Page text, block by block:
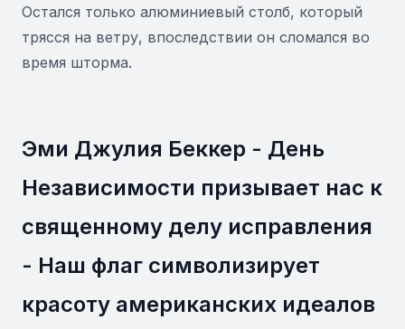
Остался только алюминиевый столб, который
трясся на ветру, впоследствии он сломался во
время шторма.
Эми Джулия Беккер - День
Независимости призывает нас к
священному делу исправления
- Наш флаг символизирует
красоту американских идеалов